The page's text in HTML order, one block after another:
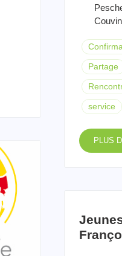
Couvin
Partage
service
PLUS